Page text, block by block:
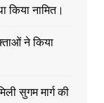
किया नामित।
ने किया
सुगम मार्ग की